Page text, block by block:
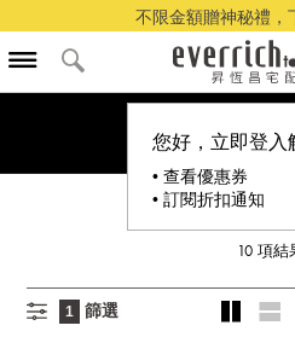
不限金額贈神秘禮，
您好，立即登入
• 查看優惠券
• 訂閱折扣通知
STORIES
10 項結
1 篩選